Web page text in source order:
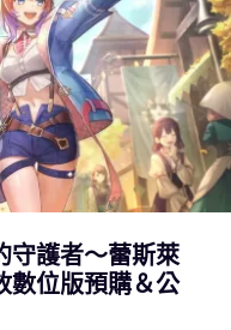
守護者～蕾斯萊
數位版預購＆公